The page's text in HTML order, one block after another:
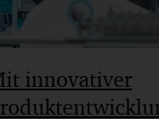
innovativer